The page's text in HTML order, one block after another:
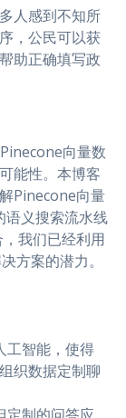
人感到不知所
，公民可以获
助正确填写政
向量数
能性。本博客
Pinecone向量
语义搜索流水线
我们已经利用
方案的潜力。
工智能，使得
织数据定制聊